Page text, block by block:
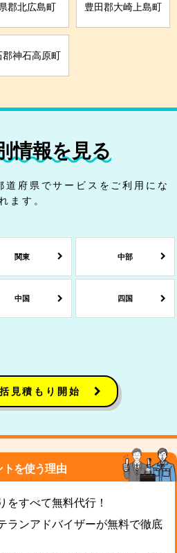
郡北広島町 豊田郡大崎上島町
郡神石高原町
情報を見る
府県でサービスをご利用にな
ます。
関東 中部
中国 四国
見積もり開始
を使う理由
をすべて無料代行！
ランアドバイザーが無料で徹底